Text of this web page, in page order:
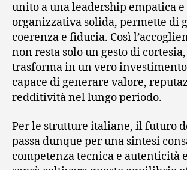
unito a una leadership empatica
organizzativa solida, permette di
coerenza e fiducia. Così
non resta solo un gesto di
trasforma in un vero
capace di generare valore,
redditività nel lungo periodo.
Per le strutture italiane, il futuro
passa dunque per una sintesi
competenza tecnica e autenticità